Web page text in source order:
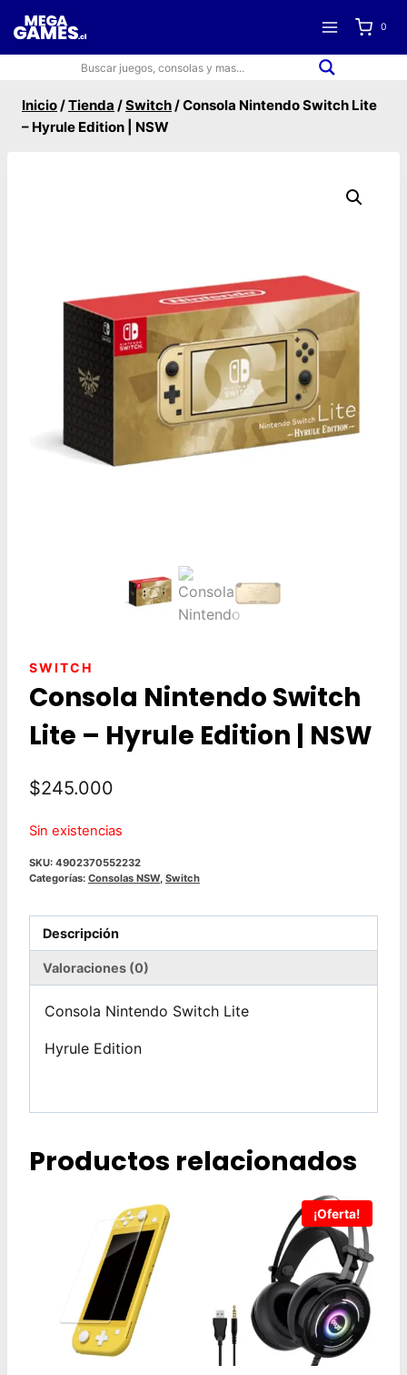
contenido
0
Inicio/Tienda /Switch/Consola Nintendo Switch Lite
– Hyrule Edition | NSW
SWITCH
Consola Nintendo Switch
Lite – Hyrule Edition | NSW
$245.000
Sin existencias
SKU: 4902370552232
Categorías: Consolas NSW, Switch
Descripción
Valoraciones (0)
Consola Nintendo Switch Lite
Hyrule Edition
Productos relacionados
¡Oferta!